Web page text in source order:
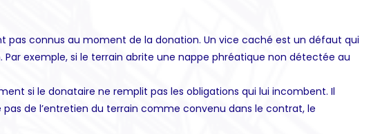
pas connus au moment de la donation. Un vice caché est un défaut qui
exemple, si le terrain abrite une nappe phréatique non détectée au
si le donataire ne remplit pas les obligations qui lui incombent. Il
de l’entretien du terrain comme convenu dans le contrat, le